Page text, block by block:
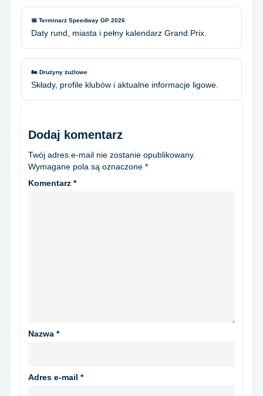
📅 Terminarz Speedway GP 2026
Daty rund, miasta i pełny kalendarz Grand Prix.
🏍️ Drużyny żużlowe
Składy, profile klubów i aktualne informacje ligowe.
Dodaj komentarz
Twój adres e-mail nie zostanie opublikowany.
Wymagane pola są oznaczone *
Komentarz *
Nazwa *
Adres e-mail *